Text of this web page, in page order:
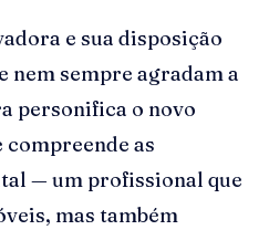
e sua disposição
nem sempre agradam a
personifica o novo
as
— um profissional que
mas também